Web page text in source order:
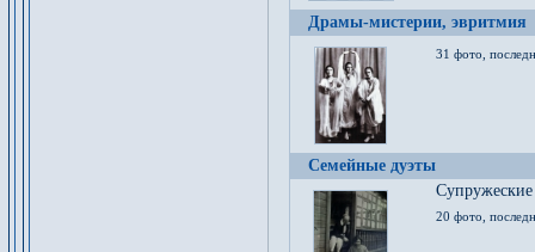
Драмы-мистерии, эвритмия
31 фото,
Семейные дуэты
20 фото,